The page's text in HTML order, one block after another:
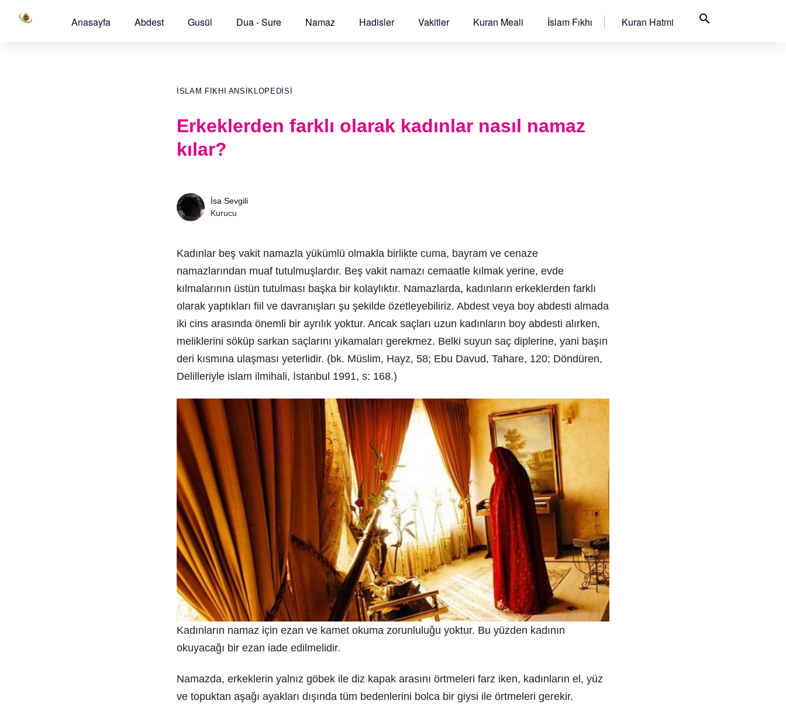
Anasayfa Abdest Gusül Dua - Sure Namaz Hadisler Vakitler Kuran Meali İslam Fıkhı Kuran Hatmi search
İSLAM FIKHI ANSIKLOPEDISI
Erkeklerden farklı olarak kadınlar nasıl namaz
kılar?
İsa Sevgili
Kurucu
Kadınlar beş vakit namazla yükümlü olmakla birlikte cuma, bayram ve cenaze
namazlarından muaf tutulmuşlardır. Beş vakit namazı cemaatle kılmak yerine, evde
kılmalarının üstün tutulması başka bir kolaylıktır. Namazlarda, kadınların erkeklerden farklı
olarak yaptıkları fiil ve davranışları şu şekilde özetleyebiliriz. Abdest veya boy abdesti almada
iki cins arasında önemli bir ayrılık yoktur. Ancak saçları uzun kadınların boy abdesti alırken,
meliklerini söküp sarkan saçlarını yıkamaları gerekmez. Belki suyun saç diplerine, yani başın
deri kısmına ulaşması yeterlidir. (bk. Müslim, Hayz, 58; Ebu Davud, Tahare, 120; Döndüren,
Delilleriyle islam ilmihali, İstanbul 1991, s: 168.)
Kadınların namaz için ezan ve kamet okuma zorunluluğu yoktur. Bu yüzden kadının
okuyacağı bir ezan iade edilmelidir.
Namazda, erkeklerin yalnız göbek ile diz kapak arasını örtmeleri farz iken, kadınların el, yüz
ve topuktan aşağı ayakları dışında tüm bedenlerini bolca bir giysi ile örtmeleri gerekir.